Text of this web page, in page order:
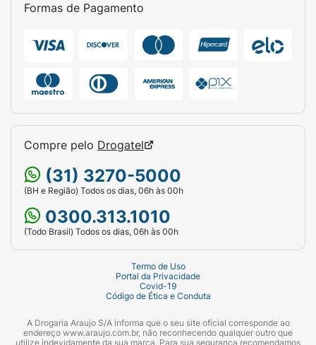
Formas de Pagamento
Compre pelo Drogatel
(31) 3270-5000
(BH e Região) Todos os dias, 06h às 00h
0300.313.1010
(Todo Brasil) Todos os dias, 06h às 00h
Termo de Uso
Portal da Privacidade
Covid-19
Código de Ética e Conduta
A Drogaria Araujo S/A informa que o seu site oficial corresponde ao
endereço www.araujo.com.br, não reconhecendo qualquer outro que
utilize indevidamente da sua marca. Para sua segurança recomendamos